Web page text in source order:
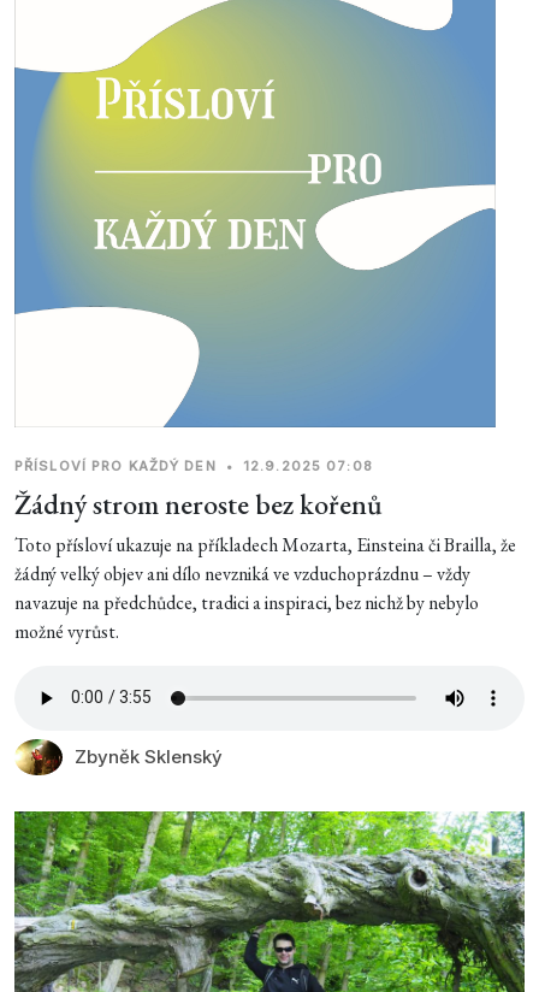
PŘÍSLOVÍ PRO KAŽDÝ DEN • 12.9.2025 07:08
Žádný strom neroste bez kořenů
Toto přísloví ukazuje na příkladech Mozarta, Einsteina či Brailla, že
žádný velký objev ani dílo nevzniká ve vzduchoprázdnu – vždy
navazuje na předchůdce, tradici a inspiraci, bez nichž by nebylo
možné vyrůst.
Zbyněk Sklenský